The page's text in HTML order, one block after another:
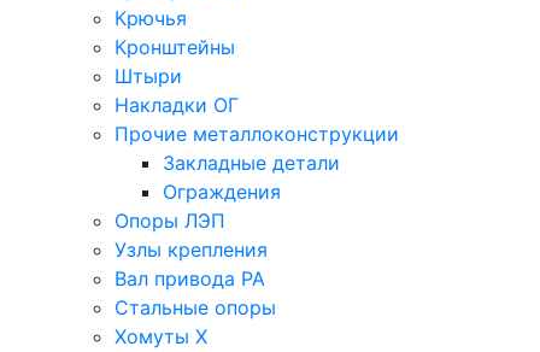
Крючья
Кронштейны
Штыри
Накладки ОГ
Прочие металлоконструкции
Закладные детали
Ограждения
Опоры ЛЭП
Узлы крепления
Вал привода РА
Стальные опоры
Хомуты Х